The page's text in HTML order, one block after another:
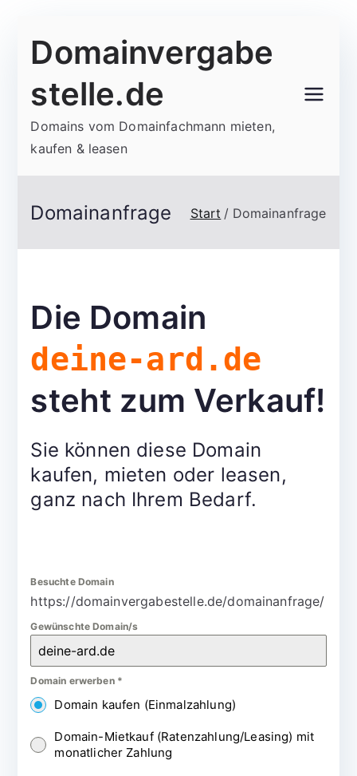
Inhalt
Domainvergabe
stelle.de
Domains vom Domainfachmann mieten,
kaufen & leasen
Domainanfrage Start Domainanfrage
Die Domain
deine-ard.de
steht zum Verkauf!
Sie können diese Domain
kaufen, mieten oder leasen,
ganz nach Ihrem Bedarf.
Besuchte Domain
https://domainvergabestelle.de/domainanfrage/
Gewünschte Domain/s
Domain erwerben *
Domain kaufen (Einmalzahlung)
Domain-Mietkauf (Ratenzahlung/Leasing) mit
monatlicher Zahlung